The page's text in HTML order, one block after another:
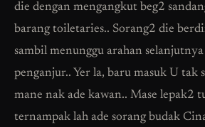
die dengan mengangkut beg2
barang toiletaries.. Sorang2 die
sambil menunggu arahan
penganjur.. Yer la, baru masuk U tak
mane nak ade kawan.. Mase lepak2
ternampak lah ade sorang budak